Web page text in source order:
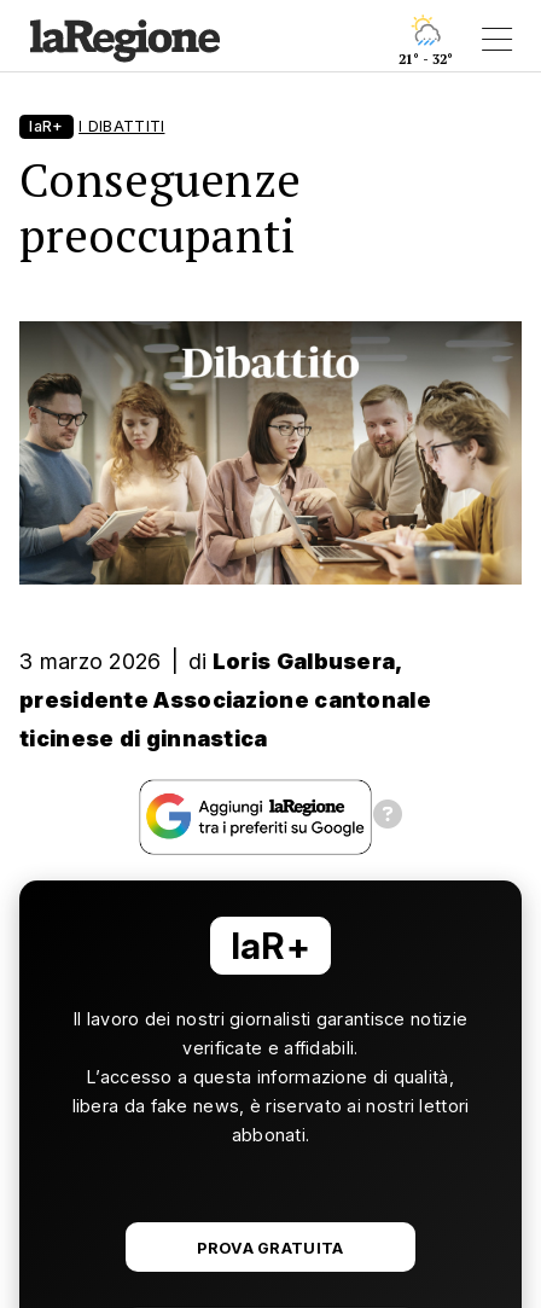
21° - 32°
laR+ I DIBATTITI
Conseguenze
preoccupanti
3 marzo 2026 di Loris Galbusera,
presidente Associazione cantonale
ticinese di ginnastica
laR+
Il lavoro dei nostri giornalisti garantisce notizie
verificate e affidabili.
L’accesso a questa informazione di qualità,
libera da fake news, è riservato ai nostri lettori
abbonati.
PROVA GRATUITA